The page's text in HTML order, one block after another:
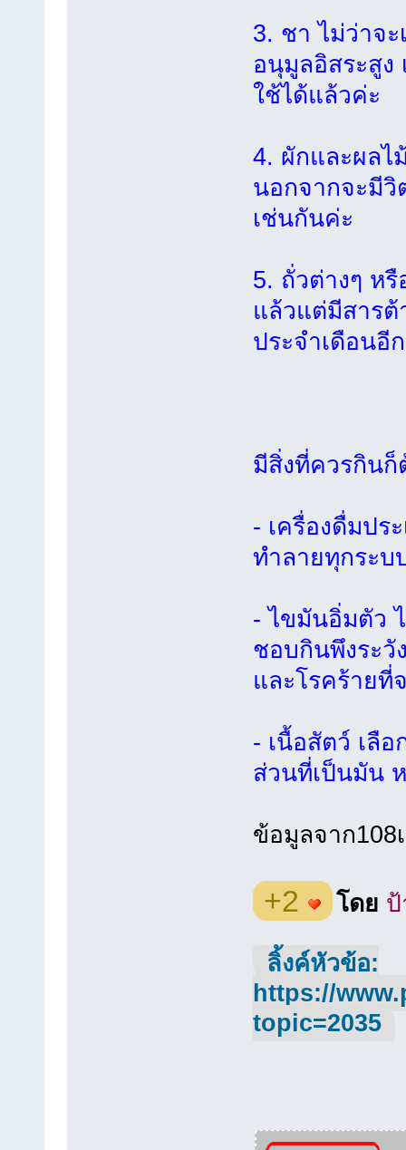
3. ชา ไม่ว่าจ
อนุมูลอิสระสูง
ใช้ได้แล้วค่ะ
4. ผักและผลไ
นอกจากจะมี
เช่นกันค่ะ
5. ถั่วต่างๆ ห
แล้วแต่มีสาร
ประจำเดือนอี
มีสิ่งที่ควรกินก็
- เครื่องดื่มปร
ทำลายทุกระบ
- ไขมันอิ่มตัว
ชอบกินพึงระ
และโรคร้ายที่
- เนื้อสัตว์ เลื
ส่วนที่เป็นมัน
ข้อมูลจาก108
+2 โดย
ลิ้งค์หัวข้อ:
https://
topic=2035